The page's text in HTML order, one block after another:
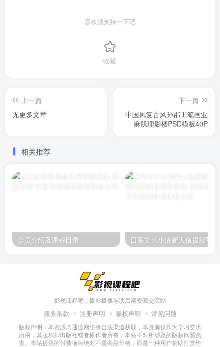
喜欢就支持一下吧
收藏
上一篇
无更多文章
下一篇
中国风复古风孙郡工笔画亚
麻肌理影楼PSD模板40P
相关推荐
会员介绍及课程目录
影视课程吧，摄影摄像导演后期资源交流站
服务条款 注册声明 版权声明 常见问题
版权声明：本资源均通过网络等合法渠道获取，本资源仅作为学习交流
所用，其版权归出版社或者原作者所有，本站不对所涉及的版权问题负
责。本站提供的付费项目绝对不是商品价格，而是一种用户赞助打赏给